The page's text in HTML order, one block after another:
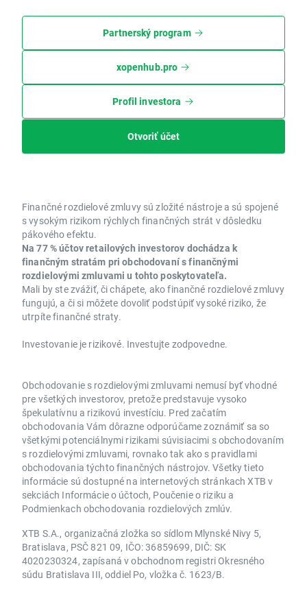
Partnerský program
xopenhub.pro
Profil investora
Otvoriť účet
Finančné rozdielové zmluvy sú zložité nástroje a sú spojené
s vysokým rizikom rýchlych finančných strát v dôsledku
pákového efektu.
Na 77 % účtov retailových investorov dochádza k
finančným stratám pri obchodovaní s finančnými
rozdielovými zmluvami u tohto poskytovateľa.
Mali by ste zvážiť, či chápete, ako finančné rozdielové zmluvy
fungujú, a či si môžete dovoliť podstúpiť vysoké riziko, že
utrpíte finančné straty.
Investovanie je rizikové. Investujte zodpovedne.
Obchodovanie s rozdielovými zmluvami nemusí byť vhodné
pre všetkých investorov, pretože predstavuje vysoko
špekulatívnu a rizikovú investíciu. Pred začatím
obchodovania Vám dôrazne odporúčame zoznámiť sa so
všetkými potenciálnymi rizikami súvisiacimi s obchodovaním
s rozdielovými zmluvami, rovnako tak ako s pravidlami
obchodovania týchto finančných nástrojov. Všetky tieto
informácie sú dostupné na internetových stránkach XTB v
sekciách Informácie o účtoch, Poučenie o riziku a
Podmienkach obchodovania rozdielových zmlúv.
XTB S.A., organizačná zložka so sídlom Mlynské Nivy 5,
Bratislava, PSČ 821 09, IČO: 36859699, DIČ: SK
4020230324, zapísaná v obchodnom registri Okresného
súdu Bratislava III, oddiel Po, vložka č. 1623/B.